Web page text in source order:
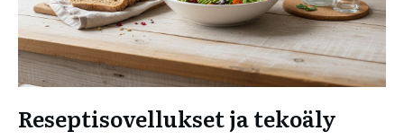
Reseptisovellukset ja tekoäly